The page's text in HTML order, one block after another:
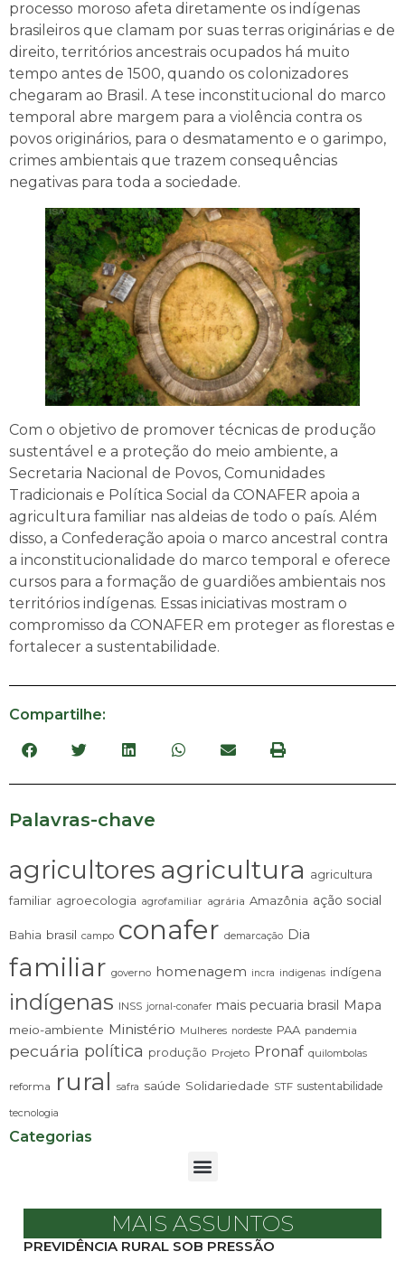
processo moroso afeta diretamente os indígenas
brasileiros que clamam por suas terras originárias e de
direito, territórios ancestrais ocupados há muito
tempo antes de 1500, quando os colonizadores
chegaram ao Brasil. A tese inconstitucional do marco
temporal abre margem para a violência contra os
povos originários, para o desmatamento e o garimpo,
crimes ambientais que trazem consequências
negativas para toda a sociedade.
Com o objetivo de promover técnicas de produção
sustentável e a proteção do meio ambiente, a
Secretaria Nacional de Povos, Comunidades
Tradicionais e Política Social da CONAFER apoia a
agricultura familiar nas aldeias de todo o país. Além
disso, a Confederação apoia o marco ancestral contra
a inconstitucionalidade do marco temporal e oferece
cursos para a formação de guardiões ambientais nos
territórios indígenas. Essas iniciativas mostram o
compromisso da CONAFER em proteger as florestas e
fortalecer a sustentabilidade.
Compartilhe:
Palavras-chave
agricultores agricultura agricultura
familiar agroecologia agrofamiliar agrária Amazônia ação social
Bahia brasil campo conafer demarcação Dia
familiar governo homenagem incra indigenas indígena
indígenas INSS jornal-conafer mais pecuaria brasil Mapa
meio-ambiente Ministério Mulheres nordeste PAA pandemia
pecuária política produção Projeto Pronaf quilombolas
reforma rural safra saúde Solidariedade STF sustentabilidade
tecnologia
Categorias
MAIS ASSUNTOS
PREVIDÊNCIA RURAL SOB PRESSÃO